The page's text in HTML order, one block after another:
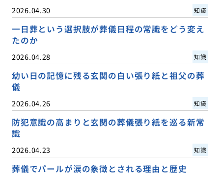
2026.04.30 知識
一日葬という選択肢が葬儀日程の常識をどう変え
たのか
2026.04.28 知識
幼い日の記憶に残る玄関の白い張り紙と祖父の葬
儀
2026.04.26 知識
防犯意識の高まりと玄関の葬儀張り紙を巡る新常
識
2026.04.23 知識
葬儀でパールが涙の象徴とされる理由と歴史